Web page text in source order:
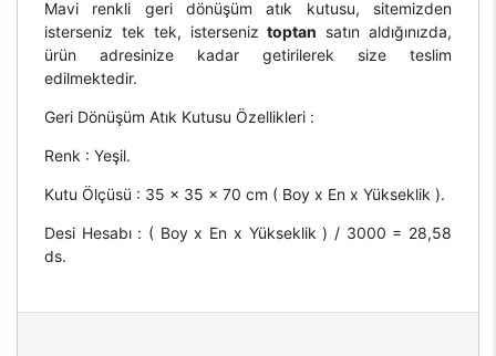
Mavi renkli geri dönüşüm atık kutusu, sitemizden
isterseniz tek tek, isterseniztoptan satın aldığınızda,
ürün adresinize kadar getirilerek size teslim
edilmektedir.
Geri Dönüşüm Atık Kutusu Özellikleri :
Renk : Yeşil.
Kutu Ölçüsü : 35 x 35 x 70 cm ( Boy x En x Yükseklik ).
Desi Hesabı : ( Boy x En x Yükseklik ) / 3000 = 28,58
ds.